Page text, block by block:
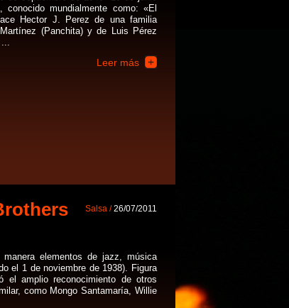
mundialmente como: «El
Hector J. Perez de una familia
(Panchita) y de Luis Pérez
Leer más
Salsa /26/07/2011
elementos de jazz, música
el 1 de noviembre de 1938). Figura
el amplio reconocimiento de otros
como Mongo Santamaría, Willie